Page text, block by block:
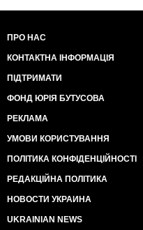
ПРО НАС
КОНТАКТНА ІНФОРМАЦІЯ
ПІДТРИМАТИ
ФОНД ЮРІЯ БУТУСОВА
РЕКЛАМА
УМОВИ КОРИСТУВАННЯ
ПОЛІТИКА КОНФІДЕНЦІЙНОСТІ
РЕДАКЦІЙНА ПОЛІТИКА
НОВОСТИ УКРАИНА
UKRAINIAN NEWS